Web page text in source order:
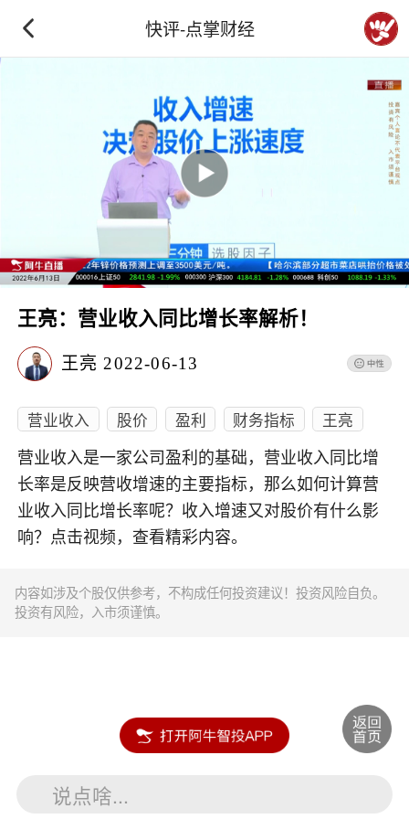
快评-点掌财经
王亮：营业收入同比增长率解析！
王亮 2022-06-13
营业收入 股价 盈利 财务指标 王亮
营业收入是一家公司盈利的基础，营业收入同比增
长率是反映营收增速的主要指标，那么如何计算营
业收入同比增长率呢？收入增速又对股价有什么影
响？点击视频，查看精彩内容。
内容如涉及个股仅供参考，不构成任何投资建议！投资风险自负。
投资有风险，入市须谨慎。
说点啥...